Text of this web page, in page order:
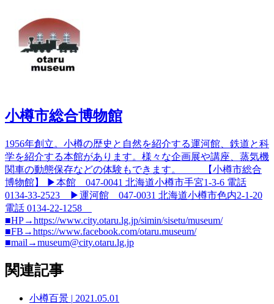
小樽市総合博物館
1956年創立。小樽の歴史と自然を紹介する運河館、鉄道と科
学を紹介する本館があります。様々な企画展や講座、蒸気機
関車の動態保存などの体験もできます。 【小樽市総合
博物館】 ▶本館 047-0041 北海道小樽市手宮1-3-6 電話
0134-33-2523 ▶運河館 047-0031 北海道小樽市色内2-1-20
電話 0134-22-1258
■HP→https://www.city.otaru.lg.jp/simin/sisetu/museum/
■FB→https://www.facebook.com/otaru.museum/
■mail→museum@city.otaru.lg.jp
関連記事
小樽百景 | 2021.05.01